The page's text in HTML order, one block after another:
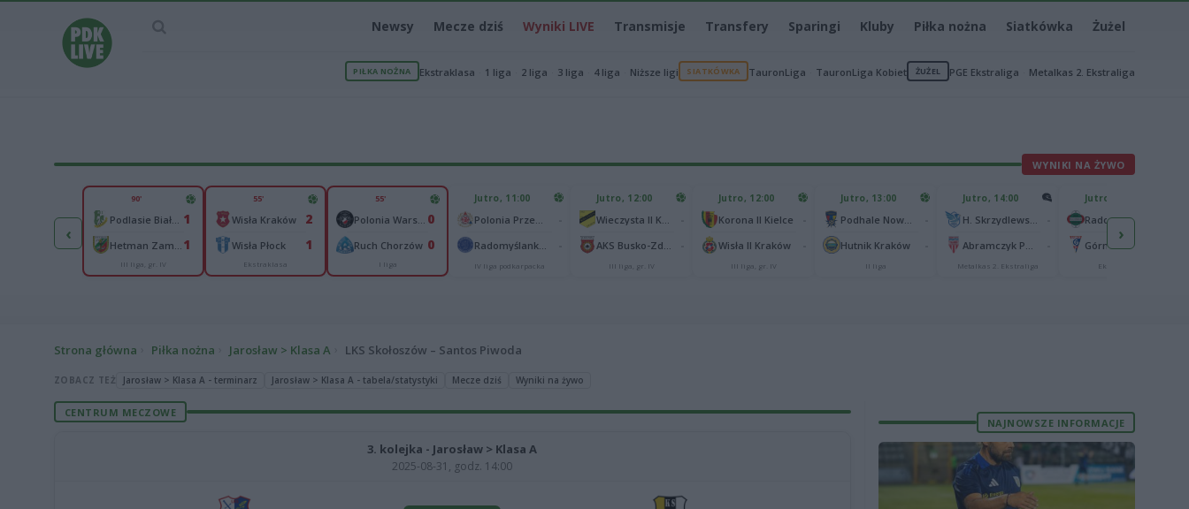
Newsy Mecze dziś Wyniki LIVE Transmisje Transfery Sparingi Kluby Piłka nożna Siatkówka Żużel
PIŁKA NOŻNA Ekstraklasa 1 liga 2 liga 3 liga 4 liga Niższe ligi SIATKÓWKA TauronLiga TauronLiga Kobiet ŻUŻEL PGE Ekstraliga Metalkas 2. Ekstraliga
WYNIKI NA ŻYWO
‹
Bytom 2
Siedlce 2
90'
1
1
III liga, gr. IV
55'
Wisła Kraków 2
Wisła Płock 1
Ekstraklasa
55'
0
Ruch Chorzów 0
I liga
Jutro, 11:00
IV liga podkarpacka
Jutro, 12:00
III liga, gr. IV
Jutro, 12:00
Korona II Kielce
Wisła II Kraków
III liga, gr. IV
Jutro, 13:00
Hutnik Kraków
II liga
Jutro, 14:00
Metalkas 2. Ekstraliga
Jutro, 14:45
Górnik Zabrze
Ekstraklasa
›
Strona główna Piłka nożna Jarosław > Klasa A LKS Skołoszów – Santos Piwoda
ZOBACZ TEŻ Jarosław > Klasa A - terminarz Jarosław > Klasa A - tabela/statystyki Mecze dziś Wyniki na żywo
CENTRUM MECZOWE
3. kolejka - Jarosław > Klasa A
2025-08-31, godz. 14:00
NAJNOWSZE INFORMACJE